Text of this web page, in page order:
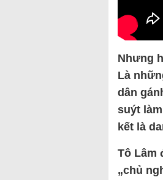
Nhưng
Là
dân
suýt
kết là
Tô Lâm
„chủ